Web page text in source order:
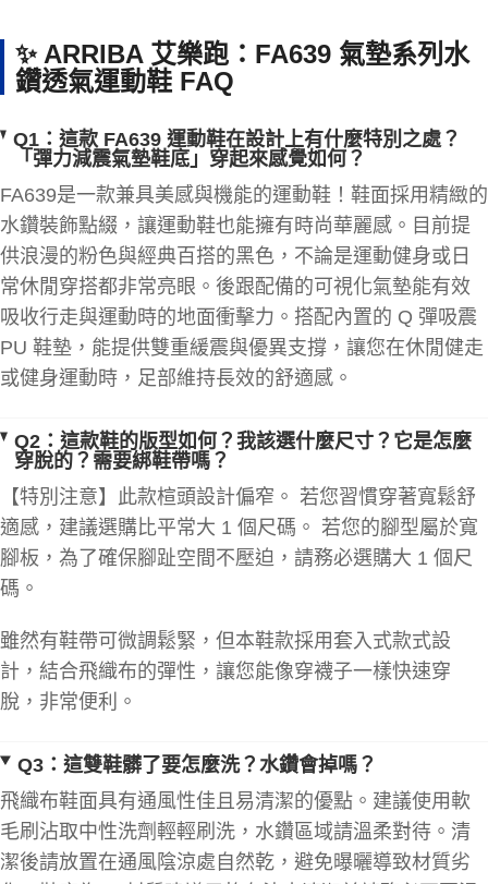
✨ ARRIBA 艾樂跑：FA639 氣墊系列水
鑽透氣運動鞋 FAQ
Q1：這款 FA639 運動鞋在設計上有什麼特別之處？
「彈力減震氣墊鞋底」穿起來感覺如何？
FA639是一款兼具美感與機能的運動鞋！鞋面採用精緻的
水鑽裝飾點綴，讓運動鞋也能擁有時尚華麗感。目前提
供浪漫的粉色與經典百搭的黑色，不論是運動健身或日
常休閒穿搭都非常亮眼。後跟配備的可視化氣墊能有效
吸收行走與運動時的地面衝擊力。搭配內置的 Q 彈吸震
PU 鞋墊，能提供雙重緩震與優異支撐，讓您在休閒健走
或健身運動時，足部維持長效的舒適感。
Q2：這款鞋的版型如何？我該選什麼尺寸？它是怎麼
穿脫的？需要綁鞋帶嗎？
【特別注意】此款楦頭設計偏窄。 若您習慣穿著寬鬆舒
適感，建議選購比平常大 1 個尺碼。 若您的腳型屬於寬
腳板，為了確保腳趾空間不壓迫，請務必選購大 1 個尺
碼。
雖然有鞋帶可微調鬆緊，但本鞋款採用套入式款式設
計，結合飛織布的彈性，讓您能像穿襪子一樣快速穿
脫，非常便利。
Q3：這雙鞋髒了要怎麼洗？水鑽會掉嗎？
飛織布鞋面具有通風性佳且易清潔的優點。建議使用軟
毛刷沾取中性洗劑輕輕刷洗，水鑽區域請溫柔對待。清
潔後請放置在通風陰涼處自然乾，避免曝曬導致材質劣